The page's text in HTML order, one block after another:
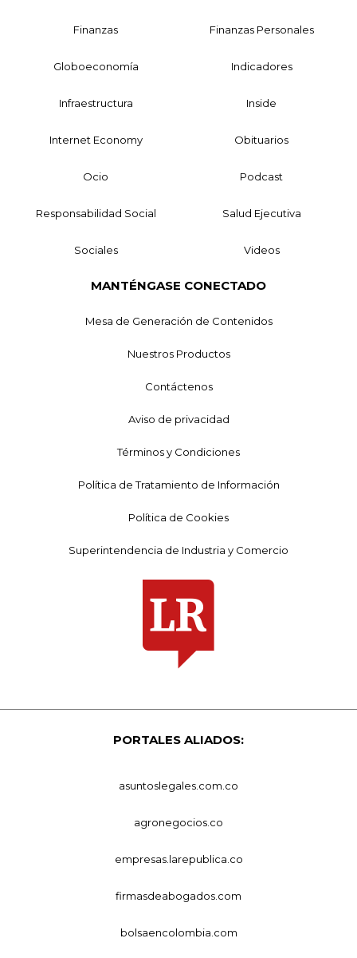
Finanzas Finanzas Personales
Globoeconomía Indicadores
Infraestructura Inside
Internet Economy Obituarios
Ocio Podcast
Responsabilidad Social Salud Ejecutiva
Sociales Videos
MANTÉNGASE CONECTADO
Mesa de Generación de Contenidos
Nuestros Productos
Contáctenos
Aviso de privacidad
Términos y Condiciones
Política de Tratamiento de Información
Política de Cookies
Superintendencia de Industria y Comercio
PORTALES ALIADOS:
asuntoslegales.com.co
agronegocios.co
empresas.larepublica.co
firmasdeabogados.com
bolsaencolombia.com